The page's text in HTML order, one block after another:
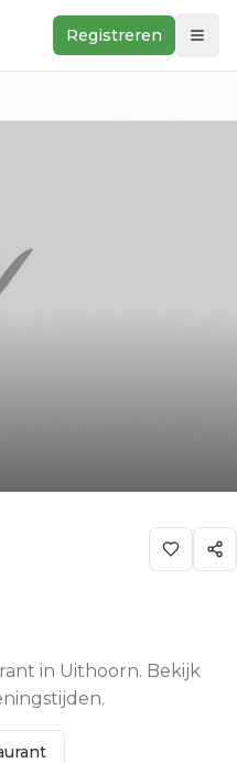
Registreren
in Uithoorn. Bekijk